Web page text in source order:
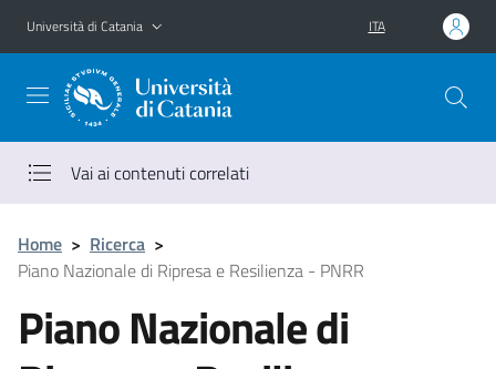
Vai al contenuto principale
Vai al menu di navigazione
Università di Catania ITA
Vai ai contenuti correlati
Home > Ricerca >
Piano Nazionale di Ripresa e Resilienza - PNRR
Piano Nazionale di